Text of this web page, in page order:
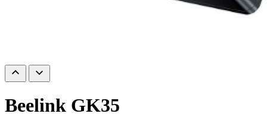
Beelink GK35